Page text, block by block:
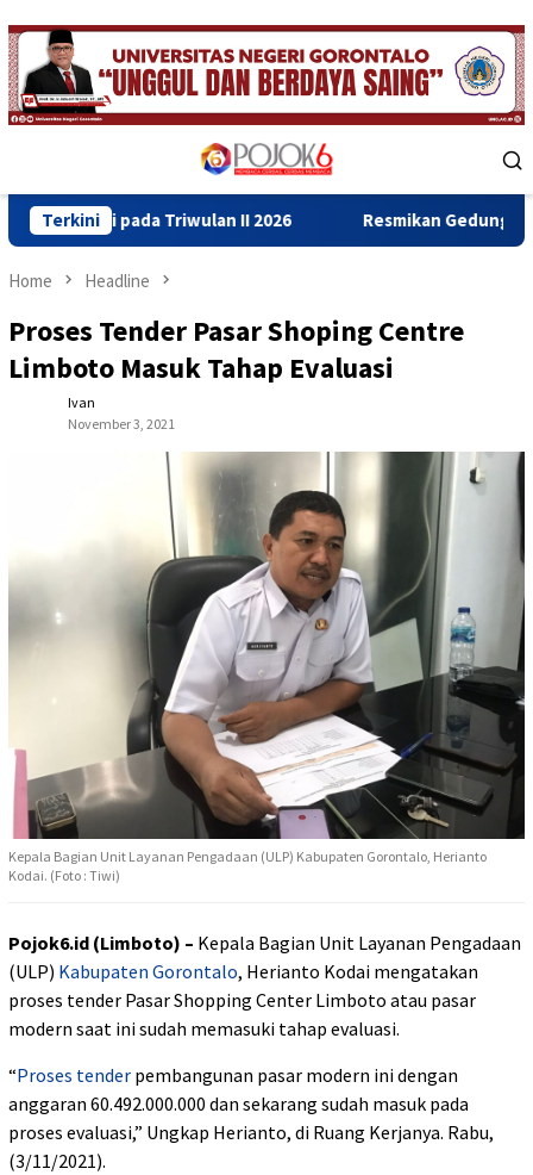
Skip
to
content
Menu
Terkini
Triwulan II 2026 Resmikan Gedung Baru Bahrul Ulum,
Home Headline
Proses Tender Pasar Shoping Centre
Limboto Masuk Tahap Evaluasi
Ivan
November 3, 2021
Kepala Bagian Unit Layanan Pengadaan (ULP) Kabupaten Gorontalo, Herianto
Kodai. (Foto : Tiwi)
Pojok6.id (Limboto) – Kepala Bagian Unit Layanan Pengadaan
(ULP) Kabupaten Gorontalo, Herianto Kodai mengatakan
proses tender Pasar Shopping Center Limboto atau pasar
modern saat ini sudah memasuki tahap evaluasi.
“Proses tender pembangunan pasar modern ini dengan
anggaran 60.492.000.000 dan sekarang sudah masuk pada
proses evaluasi,” Ungkap Herianto, di Ruang Kerjanya. Rabu,
(3/11/2021).